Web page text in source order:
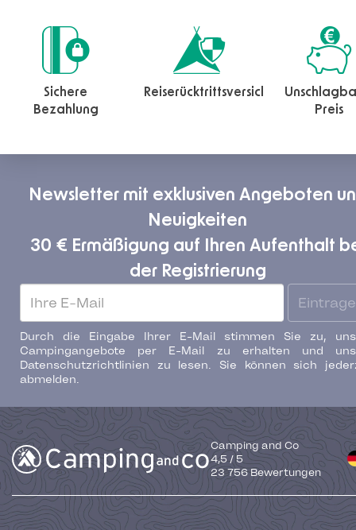
Sichere
Bezahlung
Reiserücktrittsversicherung
Preis
Newsletter mit exklusiven Angeboten
Neuigkeiten
30 € Ermäßigung auf Ihren Aufenthalt
der Registrierung
Durch die Eingabe Ihrer E-Mail stimmen Sie zu,
Campingangebote per E-Mail zu erhalten und
Datenschutzrichtlinien zu lesen. Sie können sich
abmelden.
Camping and Co
4,5 / 5
23 756Bewertungen